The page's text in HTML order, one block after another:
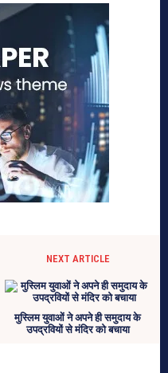
NEXT ARTICLE
मुस्लिम युवाओं ने अपने ही समुदाय के
उपद्रवियों से मंदिर को बचाया